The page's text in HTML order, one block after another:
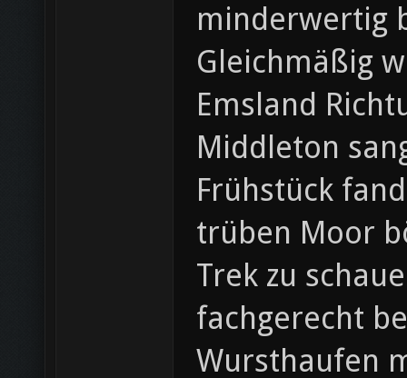
minderwertig
Gleichmäßig
Emsland
Middleton
Frühstück
trüben Moor
Trek zu
fachgerecht
Wursthaufen